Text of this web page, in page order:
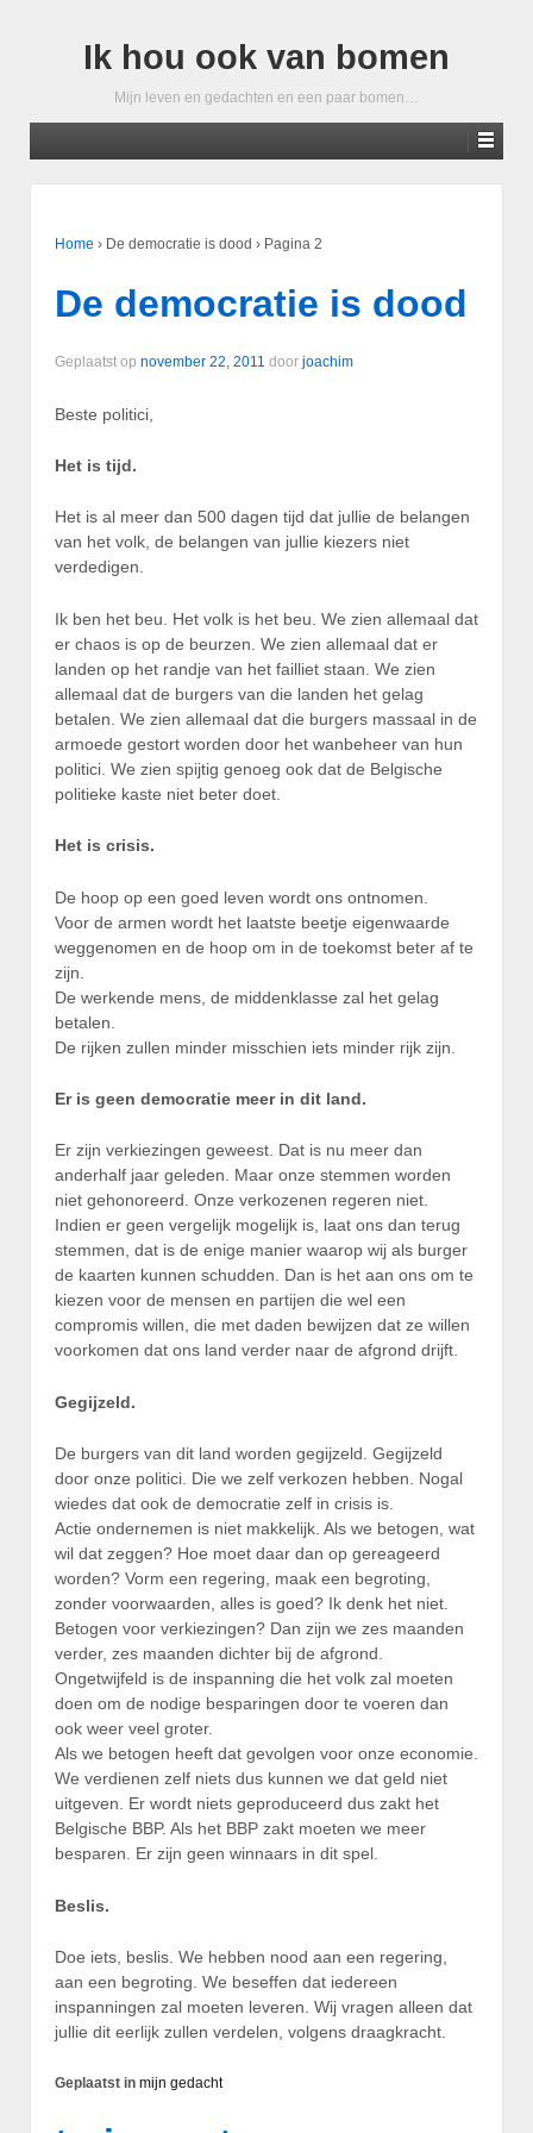
Ik hou ook van bomen
Mijn leven en gedachten en een paar bomen…
Home › De democratie is dood › Pagina 2
De democratie is dood
Geplaatst op november 22, 2011 door joachim
Beste politici,
Het is tijd.
Het is al meer dan 500 dagen tijd dat jullie de belangen
van het volk, de belangen van jullie kiezers niet
verdedigen.
Ik ben het beu. Het volk is het beu. We zien allemaal dat
er chaos is op de beurzen. We zien allemaal dat er
landen op het randje van het failliet staan. We zien
allemaal dat de burgers van die landen het gelag
betalen. We zien allemaal dat die burgers massaal in de
armoede gestort worden door het wanbeheer van hun
politici. We zien spijtig genoeg ook dat de Belgische
politieke kaste niet beter doet.
Het is crisis.
De hoop op een goed leven wordt ons ontnomen.
Voor de armen wordt het laatste beetje eigenwaarde
weggenomen en de hoop om in de toekomst beter af te
zijn.
De werkende mens, de middenklasse zal het gelag
betalen.
De rijken zullen minder misschien iets minder rijk zijn.
Er is geen democratie meer in dit land.
Er zijn verkiezingen geweest. Dat is nu meer dan
anderhalf jaar geleden. Maar onze stemmen worden
niet gehonoreerd. Onze verkozenen regeren niet.
Indien er geen vergelijk mogelijk is, laat ons dan terug
stemmen, dat is de enige manier waarop wij als burger
de kaarten kunnen schudden. Dan is het aan ons om te
kiezen voor de mensen en partijen die wel een
compromis willen, die met daden bewijzen dat ze willen
voorkomen dat ons land verder naar de afgrond drijft.
Gegijzeld.
De burgers van dit land worden gegijzeld. Gegijzeld
door onze politici. Die we zelf verkozen hebben. Nogal
wiedes dat ook de democratie zelf in crisis is.
Actie ondernemen is niet makkelijk. Als we betogen, wat
wil dat zeggen? Hoe moet daar dan op gereageerd
worden? Vorm een regering, maak een begroting,
zonder voorwaarden, alles is goed? Ik denk het niet.
Betogen voor verkiezingen? Dan zijn we zes maanden
verder, zes maanden dichter bij de afgrond.
Ongetwijfeld is de inspanning die het volk zal moeten
doen om de nodige besparingen door te voeren dan
ook weer veel groter.
Als we betogen heeft dat gevolgen voor onze economie.
We verdienen zelf niets dus kunnen we dat geld niet
uitgeven. Er wordt niets geproduceerd dus zakt het
Belgische BBP. Als het BBP zakt moeten we meer
besparen. Er zijn geen winnaars in dit spel.
Beslis.
Doe iets, beslis. We hebben nood aan een regering,
aan een begroting. We beseffen dat iedereen
inspanningen zal moeten leveren. Wij vragen alleen dat
jullie dit eerlijk zullen verdelen, volgens draagkracht.
Geplaatst in mijn gedacht